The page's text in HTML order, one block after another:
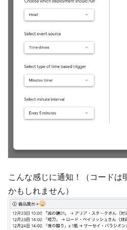
こんな感じに通知！（コードは
かもしれません）